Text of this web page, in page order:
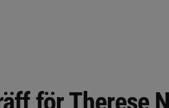
för Therese